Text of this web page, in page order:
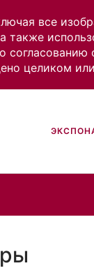
все
также
целиком